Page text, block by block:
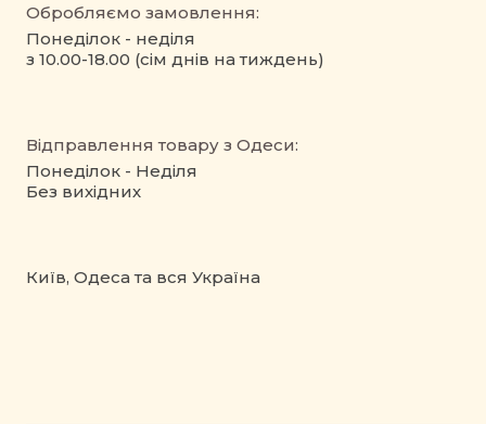
Обробляємо замовлення:
Понеділок - неділя
з 10.00-18.00 (сім днів на тиждень)
Відправлення товару з Одеси:
Понеділок - Неділя
Без вихідних
Київ, Одеса та вся Україна